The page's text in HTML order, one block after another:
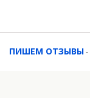
ПИШЕМ ОТЗЫВЫ-